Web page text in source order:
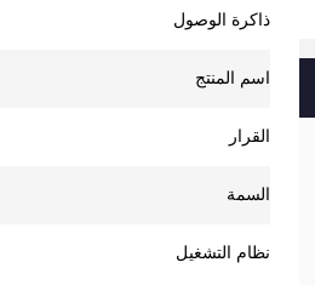
ذاكرة الوصول
اسم المنتج
القرار
السمة
نظام التشغيل